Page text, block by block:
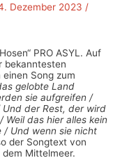
Dezember 2023 /
PRO ASYL. Auf
bekanntesten
Song zum
gelobte Land
sie aufgreifen /
der Rest, der wird
das hier alles kein
/ Und wenn sie nicht
der Songtext von
Mittelmeer.